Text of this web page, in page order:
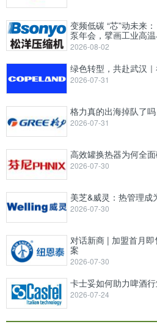
变频低碳 “芯”动未来
泵年会，擘画工业高
2026-08-02
绿色转型，共赴武汉
2026-07-31
格力真的出海掉队了
2026-07-31
高效罐换热器为何全
2026-07-30
美芝&威灵：热管理
2026-07-30
对话新商 | 加盟首月
案
2026-07-30
卡士妥如何助力啤酒
2026-07-24